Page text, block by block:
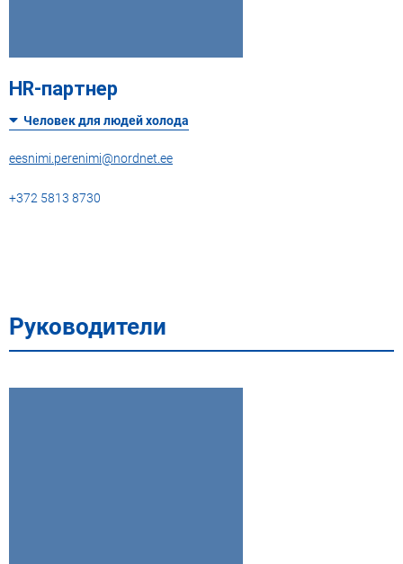
HR-партнер
Человек для людей холода
eesnimi.perenimi@nordnet.ee
+372 5813 8730
Руководители